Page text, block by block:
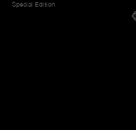
Special Edition